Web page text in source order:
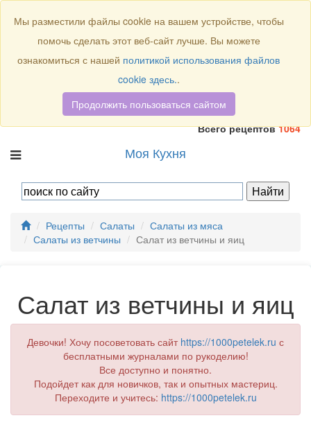
Всего рецептов1064
Моя Кухня
Рецепты Салаты
Салаты из мяса
Салаты из ветчины
Салат из ветчины и яиц
Салат из ветчины и яиц
Девочки! Хочу посоветовать сайт https://1000petelek.ru с
бесплатными журналами по рукоделию!
Все доступно и понятно.
Подойдет как для новичков, так и опытных мастериц.
Переходите и учитесь: https://1000petelek.ru
Мы разместили файлы cookie на вашем устройстве, чтобы
помочь сделать этот веб-сайт лучше. Вы можете
ознакомиться с нашей политикой использования файлов
cookie здесь..
Продолжить пользоваться сайтом